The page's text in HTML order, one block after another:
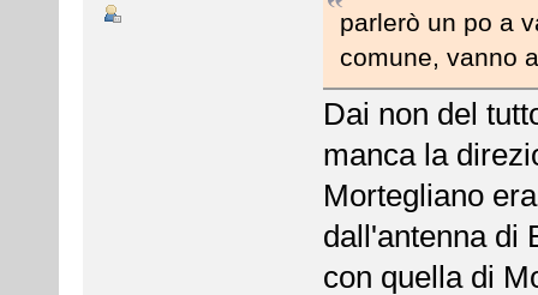
parlerò un po a
comune, vanno
Dai non del
manca la
Mortegliano
dall'antenna di
con quella di